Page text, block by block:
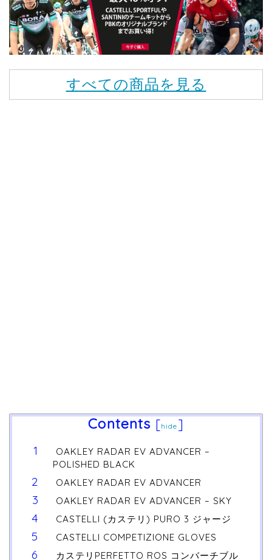
すべての商品を見る
Contents [hide ]
OAKLEY RADAR EV ADVANCER –
POLISHED BLACK
OAKLEY RADAR EV ADVANCER
OAKLEY RADAR EV ADVANCER – SKY
CASTELLI (カステリ) PURO 3 ジャージ
CASTELLI COMPETIZIONE GLOVES
カステリPERFETTO ROS コンバーチブル